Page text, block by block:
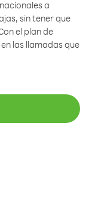
a
sin tener que
el plan de
las llamadas que